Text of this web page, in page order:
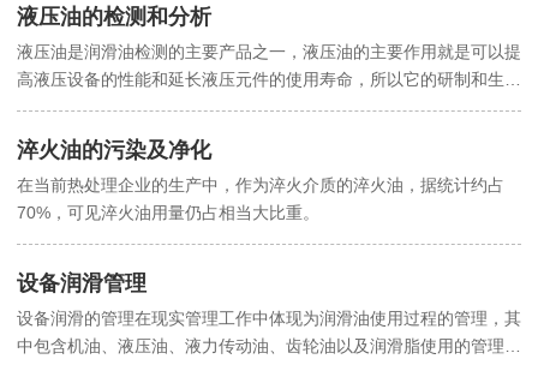
液压油的检测和分析
液压油是润滑油检测的主要产品之一，液压油的主要作用就是可以提
高液压设备的性能和延长液压元件的使用寿命，所以它的研制和生产
是液压技术发展的一个重要组成部分。液压技术广泛应用于机床、冶
金机械、工程机械、矿山机械、农业机械、汽车和飞机、船舶等行
业。
淬火油的污染及净化
在当前热处理企业的生产中，作为淬火介质的淬火油，据统计约占
70%，可见淬火油用量仍占相当大比重。
设备润滑管理
设备润滑的管理在现实管理工作中体现为润滑油使用过程的管理，其
中包含机油、液压油、液力传动油、齿轮油以及润滑脂使用的管理。